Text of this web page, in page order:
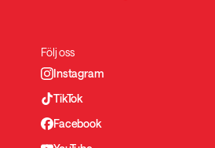
Följ oss
Instagram
TikTok
Facebook